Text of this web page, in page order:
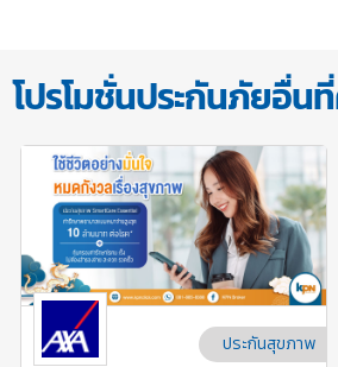
โปรโมชั่นประกันภัยอื่น
ประกันสุขภาพ